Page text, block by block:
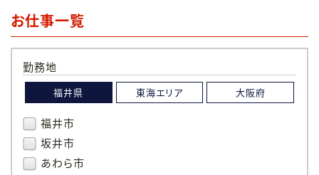
お仕事一覧
勤務地
福井県 東海エリア 大阪府
福井市
坂井市
あわら市